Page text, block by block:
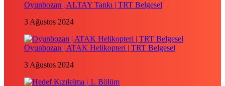
Oyunbozan | ALTAY Tankı | TRT Belgesel
3 Ağustos 2024
Oyunbozan | ATAK Helikopteri | TRT Belgesel
3 Ağustos 2024